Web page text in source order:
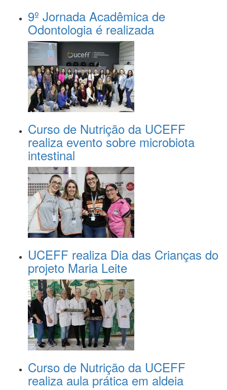
9º Jornada Acadêmica de
Odontologia é realizada
Curso de Nutrição da UCEFF
realiza evento sobre microbiota
intestinal
UCEFF realiza Dia das Crianças do
projeto Maria Leite
Curso de Nutrição da UCEFF
realiza aula prática em aldeia